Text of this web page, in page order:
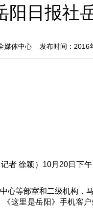
阳日报社
媒体中心 发布时间：2016
记者 徐颖）10月20日下
心等部室和二级机构，
《这里是岳阳》手机客